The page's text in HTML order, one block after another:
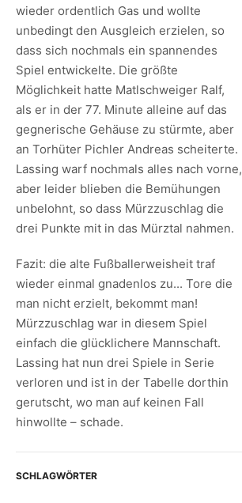
wieder ordentlich Gas und wollte
unbedingt den Ausgleich erzielen, so
dass sich nochmals ein spannendes
Spiel entwickelte. Die größte
Möglichkeit hatte Matlschweiger Ralf,
als er in der 77. Minute alleine auf das
gegnerische Gehäuse zu stürmte, aber
an Torhüter Pichler Andreas scheiterte.
Lassing warf nochmals alles nach vorne,
aber leider blieben die Bemühungen
unbelohnt, so dass Mürzzuschlag die
drei Punkte mit in das Mürztal nahmen.
Fazit: die alte Fußballerweisheit traf
wieder einmal gnadenlos zu... Tore die
man nicht erzielt, bekommt man!
Mürzzuschlag war in diesem Spiel
einfach die glücklichere Mannschaft.
Lassing hat nun drei Spiele in Serie
verloren und ist in der Tabelle dorthin
gerutscht, wo man auf keinen Fall
hinwollte – schade.
SCHLAGWÖRTER